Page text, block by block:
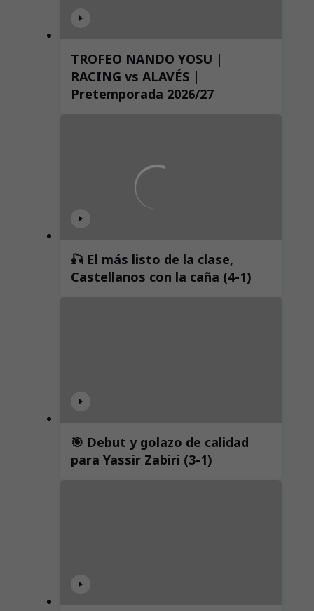
TROFEO NANDO YOSU |
RACING vs ALAVÉS |
Pretemporada 2026/27
🎣 El más listo de la clase,
Castellanos con la caña (4-1)
🎯 Debut y golazo de calidad
para Yassir Zabiri (3-1)